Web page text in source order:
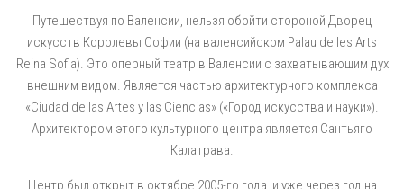
Путешествуя по Валенсии, нельзя обойти стороной Дворец
искусств Королевы Софии (на валенсийском Palau de les Arts
Reina Sofia). Это оперный театр в Валенсии с захватывающим дух
внешним видом. Является частью архитектурного комплекса
«Ciudad de las Artes y las Ciencias» («Город искусства и науки»).
Архитектором этого культурного центра является Сантьяго
Калатрава.
Центр был открыт в октябре 2005-го года, и уже через год на